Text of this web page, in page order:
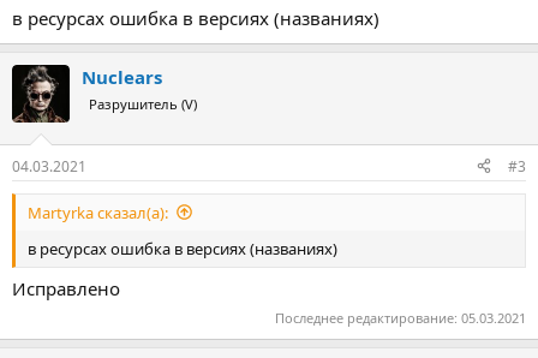
в ресурсах ошибка в версиях (названиях)
Nuclears
Разрушитель (V)
04.03.2021 #3
Martyrka сказал(а):
в ресурсах ошибка в версиях (названиях)
Исправлено
Последнее редактирование: 05.03.2021